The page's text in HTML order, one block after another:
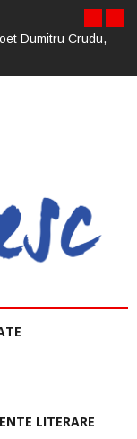
Dumitru Crudu,
LITERARE